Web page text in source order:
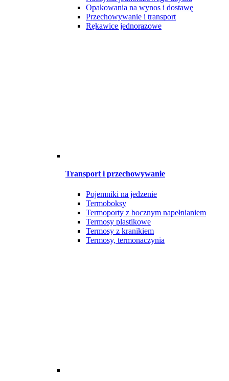
Opakowania na wynos i dostawę
Przechowywanie i transport
Rękawice jednorazowe
Transport i przechowywanie
Pojemniki na jedzenie
Termoboksy
Termoporty z bocznym napełnianiem
Termosy plastikowe
Termosy z kranikiem
Termosy, termonaczynia